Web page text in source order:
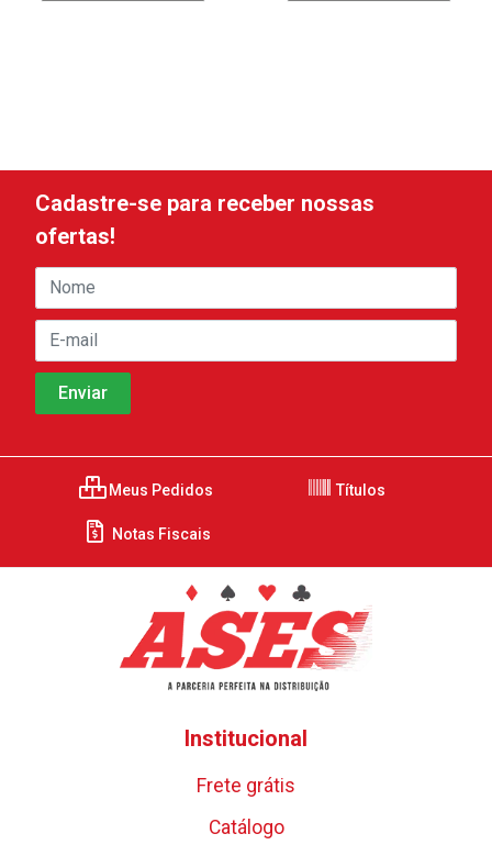
Cadastre-se para receber nossas
ofertas!
Meus Pedidos Títulos
Notas Fiscais
Institucional
Frete grátis
Catálogo